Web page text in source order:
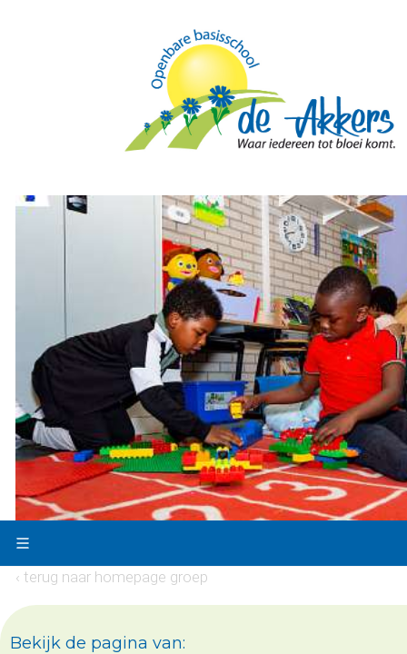
‹ terug naar homepage groep
Bekijk de pagina van: